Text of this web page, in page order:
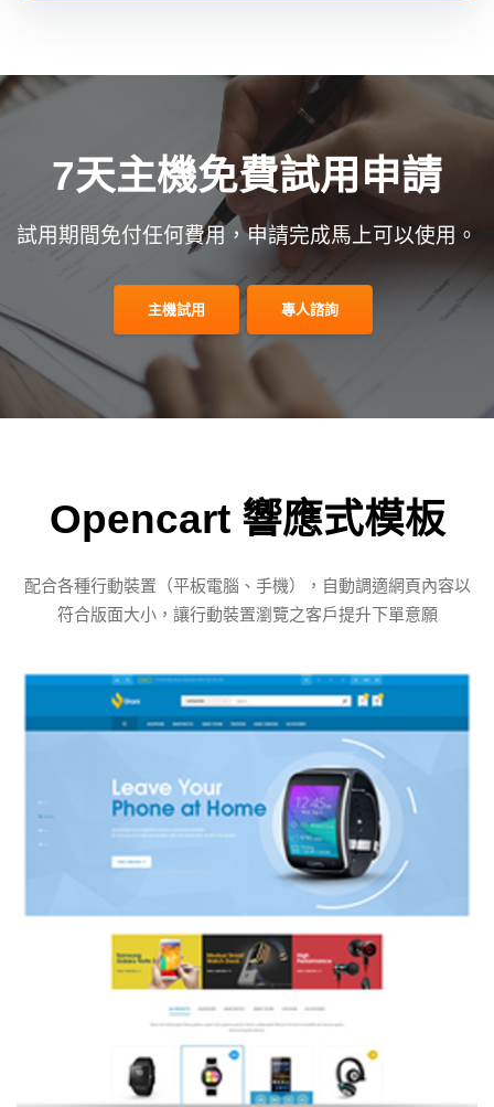
7天主機免費試用申請
試用期間免付任何費用，申請完成馬上可以使用。
主機試用 專人諮詢
Opencart 響應式模板
配合各種行動裝置（平板電腦、手機），自動調適網頁內容以
符合版面大小，讓行動裝置瀏覽之客戶提升下單意願